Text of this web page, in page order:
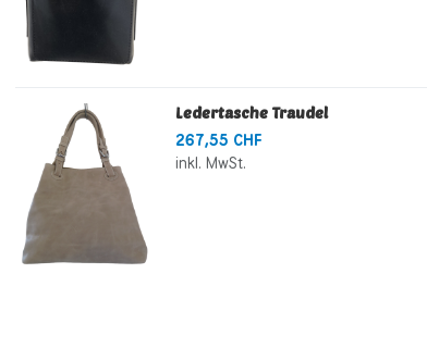
Ledertasche Traudel
267,55 CHF
inkl. MwSt.